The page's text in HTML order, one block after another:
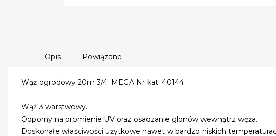
Opis Powiązane
Wąż ogrodowy 20m 3/4' MEGA Nr kat. 40144
Wąż 3 warstwowy.
Odporny na promienie UV oraz osadzanie glonów wewnątrz węża.
Doskonałe właściwości użytkowe nawet w bardzo niskich